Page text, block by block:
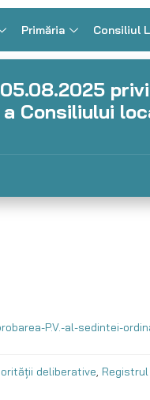
Primăria Consiliul
05.08.2025
Consiliului
P.V.-al-sedintei-
deliberative,